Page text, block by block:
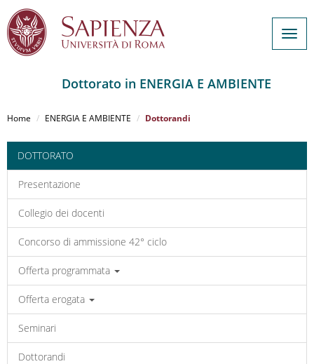
al
principale
Dottorato in ENERGIA E AMBIENTE
Home ENERGIA E AMBIENTE Dottorandi
DOTTORATO
Presentazione
Collegio dei docenti
Concorso di ammissione 42° ciclo
Offerta programmata
Offerta erogata
Seminari
Dottorandi